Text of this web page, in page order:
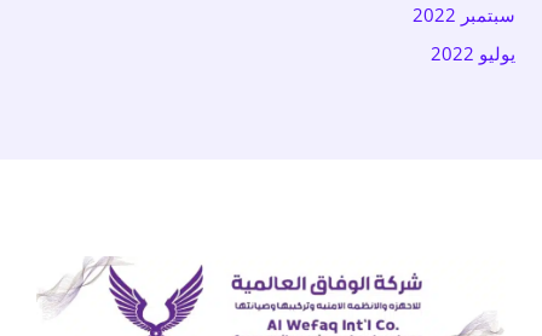
سبتمبر 2022
يوليو 2022